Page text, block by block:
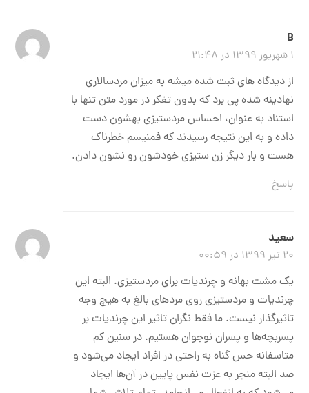
B
۱ شهریور ۱۳۹۹ در ۲۱:۴۸
از دیدگاه های ثبت شده میشه به میزان مردسالاری
نهادینه شده پی برد که بدون تفکر در مورد متن تنها با
استناد به عنوان، احساس مردستیزی بهشون دست
داده و به این نتیجه رسیدند که فمنیسم خطرناک
هست و بار دیگر زن ستیزی خودشون رو نشون دادن.
پاسخ
سعید
۲۰ تیر ۱۳۹۹ در ۰۰:۵۹
یک مشت بهانه و چرندیات برای مردستیزی. البته این
چرندیات و مردستیزی روی مردهای بالغ به هیچ وجه
تاثیرگذار نیست. ما فقط نگران تاثیر این چرندیات بر
پسربچه‌ها و پسران نوجوان هستیم. در سنین کم
متاسفانه حس گناه به راحتی در افراد ایجاد می‌شود و
صد البته منجر به عزت نفس پایین در آن‌ها ایجاد